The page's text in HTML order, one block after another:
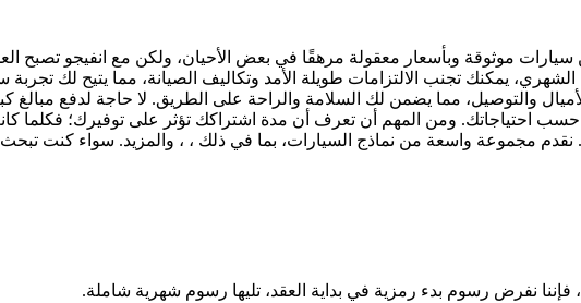
موثوقة وبأسعار معقولة مرهقًا في بعض الأحيان، ولكن مع انفيجو تصبح
الشهري، يمكنك تجنب الالتزامات طويلة الأمد وتكاليف الصيانة، مما يتيح لك
والتوصيل، مما يضمن لك السلامة والراحة على الطريق. لا حاجة لدفع
احتياجاتك. ومن المهم أن تعرف أن مدة اشتراكك تؤثر على توفيرك؛ فكلما
فإننا نفرض رسوم بدء رمزية في بداية العقد، تليها رسوم شهرية شاملة.